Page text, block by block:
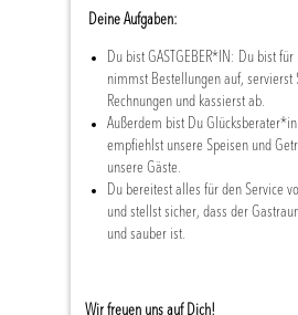
Deine Aufgaben:
Du bist GASTGEBER*IN: Du bist
nimmst Bestellungen auf, servierst
Rechnungen und kassierst ab.
Außerdem bist Du
empfiehlst unsere Speisen und
unsere Gäste.
Du bereitest alles für den Service
und stellst sicher, dass der
und sauber ist.
Wir freuen uns auf Dich!